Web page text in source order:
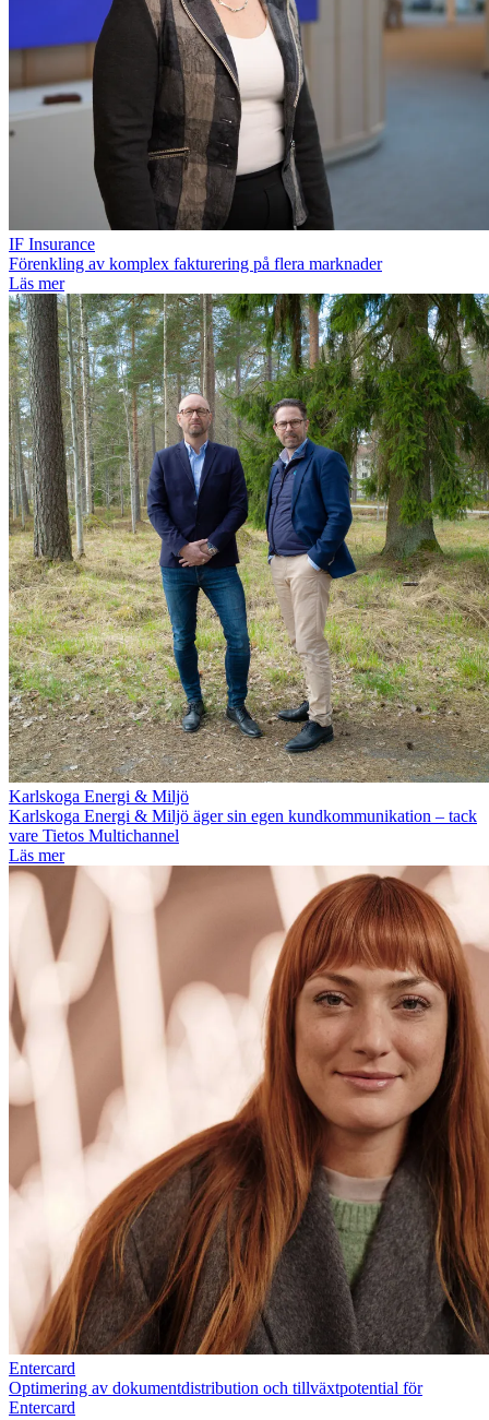
IF Insurance
Förenkling av komplex fakturering på flera marknader
Läs mer
Karlskoga Energi & Miljö
Karlskoga Energi & Miljö äger sin egen kundkommunikation – tack
vare Tietos Multichannel
Läs mer
Entercard
Optimering av dokumentdistribution och tillväxtpotential för
Entercard